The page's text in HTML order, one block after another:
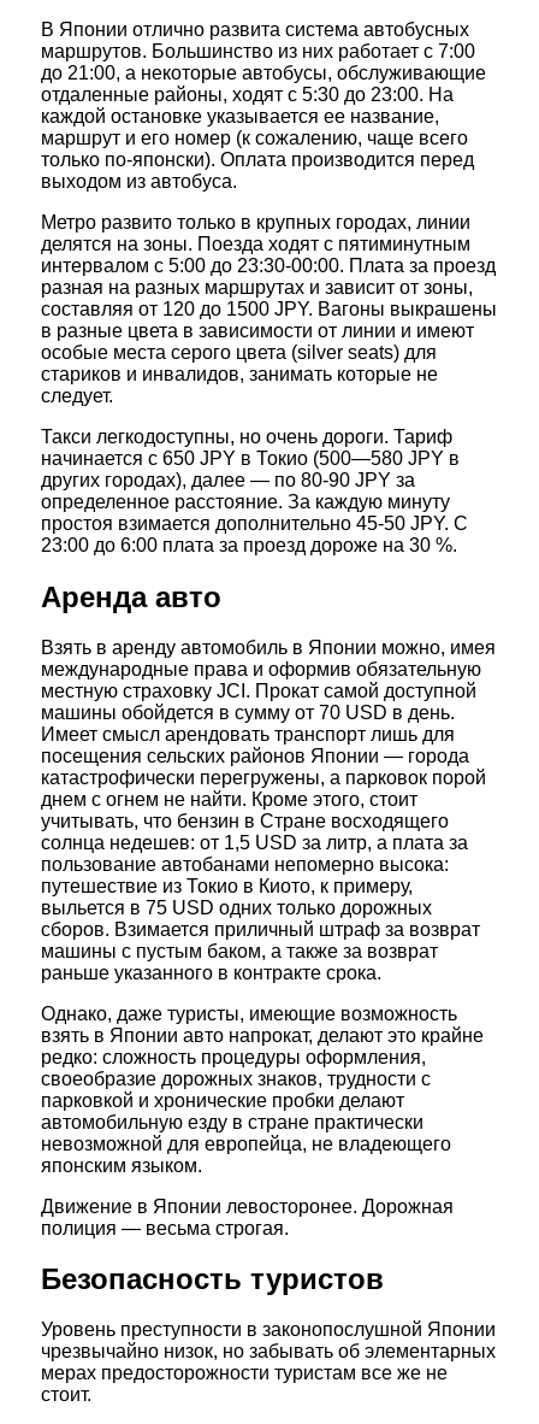
В Японии отлично развита система автобусных
маршрутов. Большинство из них работает с 7:00
до 21:00, а некоторые автобусы, обслуживающие
отдаленные районы, ходят с 5:30 до 23:00. На
каждой остановке указывается ее название,
маршрут и его номер (к сожалению, чаще всего
только по-японски). Оплата производится перед
выходом из автобуса.
Метро развито только в крупных городах, линии
делятся на зоны. Поезда ходят с пятиминутным
интервалом с 5:00 до 23:30-00:00. Плата за проезд
разная на разных маршрутах и зависит от зоны,
составляя от 120 до 1500 JPY. Вагоны выкрашены
в разные цвета в зависимости от линии и имеют
особые места серого цвета (silver seats) для
стариков и инвалидов, занимать которые не
следует.
Такси легкодоступны, но очень дороги. Тариф
начинается с 650 JPY в Токио (500—580 JPY в
других городах), далее — по 80-90 JPY за
определенное расстояние. За каждую минуту
простоя взимается дополнительно 45-50 JPY. С
23:00 до 6:00 плата за проезд дороже на 30 %.
Аренда авто
Взять в аренду автомобиль в Японии можно, имея
международные права и оформив обязательную
местную страховку JCI. Прокат самой доступной
машины обойдется в сумму от 70 USD в день.
Имеет смысл арендовать транспорт лишь для
посещения сельских районов Японии — города
катастрофически перегружены, а парковок порой
днем с огнем не найти. Кроме этого, стоит
учитывать, что бензин в Стране восходящего
солнца недешев: от 1,5 USD за литр, а плата за
пользование автобанами непомерно высока:
путешествие из Токио в Киото, к примеру,
выльется в 75 USD одних только дорожных
сборов. Взимается приличный штраф за возврат
машины с пустым баком, а также за возврат
раньше указанного в контракте срока.
Однако, даже туристы, имеющие возможность
взять в Японии авто напрокат, делают это крайне
редко: сложность процедуры оформления,
своеобразие дорожных знаков, трудности с
парковкой и хронические пробки делают
автомобильную езду в стране практически
невозможной для европейца, не владеющего
японским языком.
Движение в Японии левосторонее. Дорожная
полиция — весьма строгая.
Безопасность туристов
Уровень преступности в законопослушной Японии
чрезвычайно низок, но забывать об элементарных
мерах предосторожности туристам все же не
стоит.